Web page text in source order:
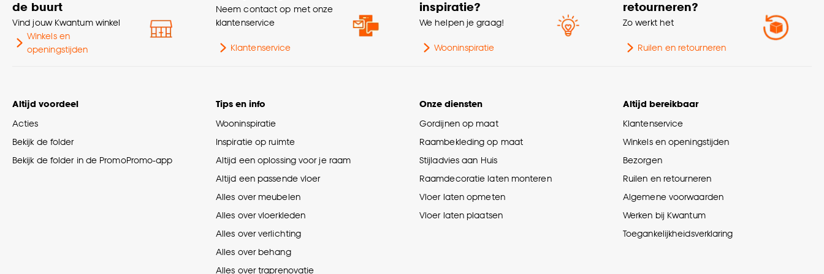
Breedte 400 CM
0.1 CM
Laagpolig
Gebruiksklasse Normaal woongebruik
Scandinavisch, Modern,
de buurt
Vind jouw Kwantum winkel
Winkels en
openingstijden
Neem contact op met onze
klantenservice
Klantenservice
inspiratie?
We helpen je graag!
Wooninspiratie
retourneren?
Zo werkt het
Ruilen en retourneren
Altijd voordeel
Acties
Bekijk de folder
Bekijk de folder in de PromoPromo-app
Tips en info
Wooninspiratie
Inspiratie op ruimte
Altijd een oplossing voor je raam
Altijd een passende vloer
Alles over meubelen
Alles over vloerkleden
Alles over verlichting
Alles over behang
Alles over traprenovatie
Onze diensten
Gordijnen op maat
Raambekleding op maat
Stijladvies aan Huis
Raamdecoratie laten monteren
Vloer laten opmeten
Vloer laten plaatsen
Altijd bereikbaar
Klantenservice
Winkels en openingstijden
Bezorgen
Ruilen en retourneren
Algemene voorwaarden
Werken bij Kwantum
Toegankelijkheidsverklaring